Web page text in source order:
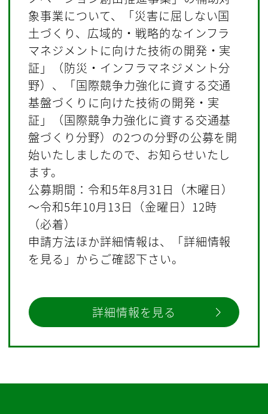
象事業について、「災害に屈しない国
土づくり、広域的・戦略的なインフラ
マネジメントに向けた技術の開発・実
証」（防災・インフラマネジメント分
野）、「国際競争力強化に資する交通
基盤づくりに向けた技術の開発・実
証」（国際競争力強化に資する交通基
盤づくり分野）の2つの分野の公募を開
始いたしましたので、お知らせいたし
ます。
公募期間：令和5年8月31日（木曜日）
～令和5年10月13日（金曜日）12時
（必着）
申請方法ほか詳細情報は、「詳細情報
を見る」からご確認下さい。
詳細情報を見る